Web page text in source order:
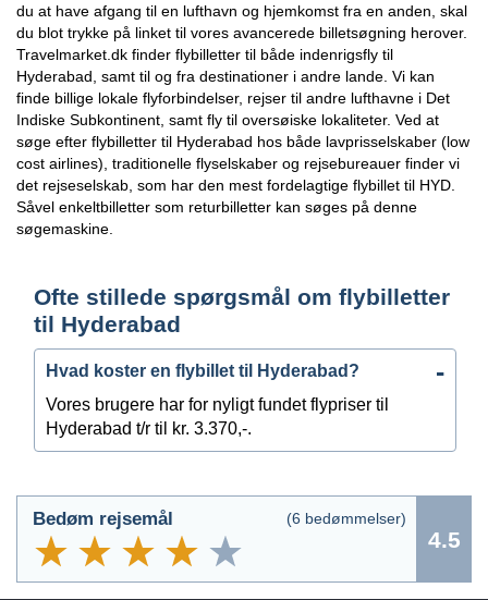
du at have afgang til en lufthavn og hjemkomst fra en anden, skal
du blot trykke på linket til vores avancerede billetsøgning herover.
Travelmarket.dk finder flybilletter til både indenrigsfly til
Hyderabad, samt til og fra destinationer i andre lande. Vi kan
finde billige lokale flyforbindelser, rejser til andre lufthavne i Det
Indiske Subkontinent, samt fly til oversøiske lokaliteter. Ved at
søge efter flybilletter til Hyderabad hos både lavprisselskaber (low
cost airlines), traditionelle flyselskaber og rejsebureauer finder vi
det rejseselskab, som har den mest fordelagtige flybillet til HYD.
Såvel enkeltbilletter som returbilletter kan søges på denne
søgemaskine.
Ofte stillede spørgsmål om flybilletter
til Hyderabad
Hvad koster en flybillet til Hyderabad?
Vores brugere har for nyligt fundet flypriser til
Hyderabad t/r til kr. 3.370,-.
Bedøm rejsemål (6 bedømmelser)
4.5